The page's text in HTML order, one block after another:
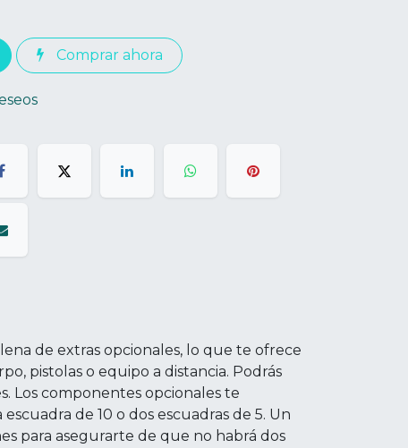
Comprar ahora
de extras opcionales, lo que te ofrece
pistolas o equipo a distancia. Podrás
Los componentes opcionales te
de 10 o dos escuadras de 5. Un
para asegurarte de que no habrá dos